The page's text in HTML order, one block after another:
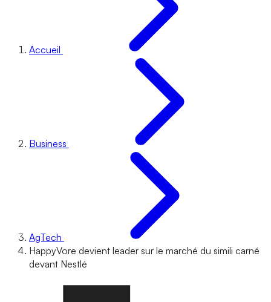
Accueil
Business
AgTech
HappyVore devient leader sur le marché du simili carné
devant Nestlé